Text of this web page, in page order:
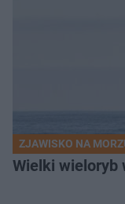
ZJAWISKO NA
Wielki wieloryb